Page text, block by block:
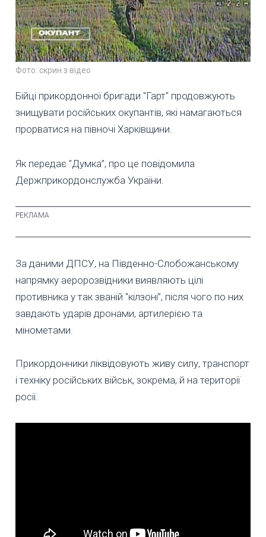
Фото: скрин з відео
Бійці прикордонної бригади "Гарт" продовжують
знищувати російських окупантів, які намагаються
прорватися на півночі Харківщини.
Як передає "Думка”, про це повідомила
Держприкордонслужба України.
За даними ДПСУ, на Південно-Слобожанському
напрямку аеророзвідники виявляють цілі
противника у так званій "кілзоні”, після чого по них
завдають ударів дронами, артилерією та
мінометами.
Прикордонники ліквідовують живу силу, транспорт
і техніку російських військ, зокрема, й на території
росії.